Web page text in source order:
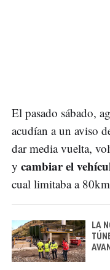
El pasado sábado,
acudían a un aviso
dar media vuelta,
y cambiar el
cual limitaba a
LA